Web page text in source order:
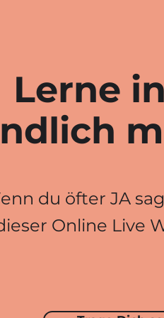
Lerne
du öfter JA
Online Live